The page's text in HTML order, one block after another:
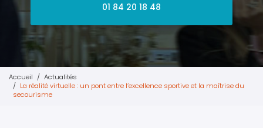
01 84 20 18 48
Accueil
Actualités
La réalité virtuelle : un pont entre l’excellence sportive et la maîtrise du
secourisme